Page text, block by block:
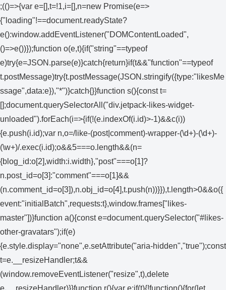
;(()=>{var e=[],t=!1,i=[],n=new Promise(e=>
{"loading"!==document.readyState?
e():window.addEventListener("DOMContentLoaded",
()=>e())});function o(e,t){if("string"==typeof
e)try{e=JSON.parse(e)}catch{return}if(t&&"function"==typeof
t.postMessage)try{t.postMessage(JSON.stringify({type:"likesMe
ssage",data:e}),"*")}catch{}}function s(){const t=
[];document.querySelectorAll("div.jetpack-likes-widget-
unloaded").forEach(i=>{if(!(e.indexOf(i.id)>-1)&&c(i))
{e.push(i.id);var n,o=/like-(post|comment)-wrapper-(\d+)-(\d+)-
(\w+)/.exec(i.id);o&&5===o.length&&(n=
{blog_id:o[2],width:i.width},"post"===o[1]?
n.post_id=o[3]:"comment"===o[1]&&
(n.comment_id=o[3]),n.obj_id=o[4],t.push(n))}}),t.length>0&&o({
event:"initialBatch",requests:t},window.frames["likes-
master"])}function a(){const e=document.querySelector("#likes-
other-gravatars");if(e)
{e.style.display="none",e.setAttribute("aria-hidden","true");const
t=e.__resizeHandler;t&&
(window.removeEventListener("resize",t),delete